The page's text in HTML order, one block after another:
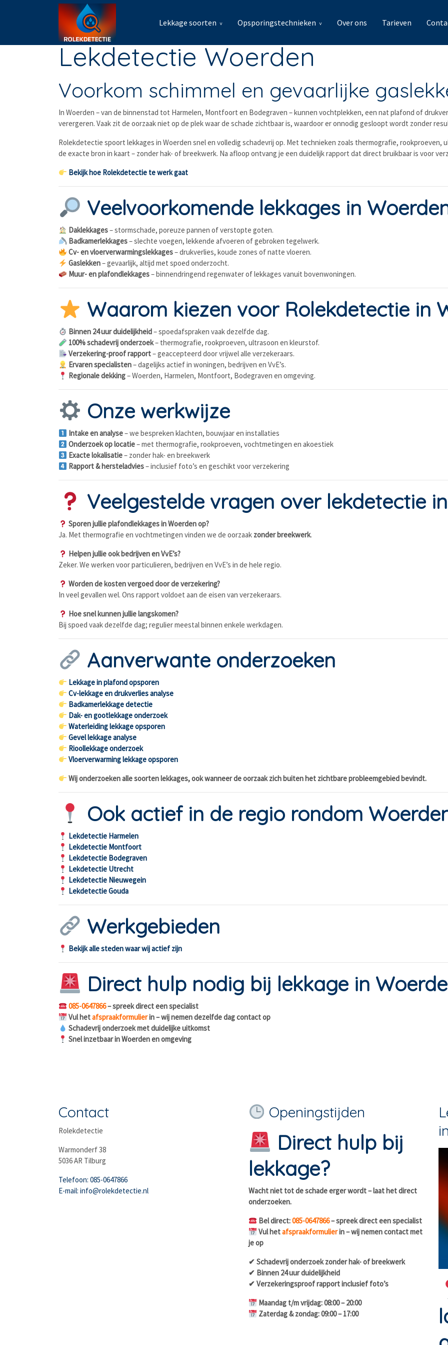
Lekkage soorten Opsporingstechnieken Over ons Tarieven
Lekdetectie Woerden
Voorkom schimmel en gevaarlijke
In Woerden – van de binnenstad tot Harmelen, Montfoort en Bodegraven – kunnen vochtplekken, een nat plafond of
verergeren. Vaak zit de oorzaak niet op de plek waar de schade zichtbaar is, waardoor er onnodig gesloopt wordt zonder
Rolekdetectie spoort lekkages in Woerden snel en volledig schadevrij op. Met technieken zoals thermografie,
de exacte bron in kaart – zonder hak- of breekwerk. Na afloop ontvang je een duidelijk rapport dat direct bruikbaar is voor
Bekijk hoe Rolekdetectie te werk gaat
Veelvoorkomende lekkages in
Daklekkages– stormschade, poreuze pannen of verstopte goten.
Badkamerlekkages– slechte voegen, lekkende afvoeren of gebroken tegelwerk.
Cv- en vloerverwarmingslekkages– drukverlies, koude zones of natte vloeren.
Gaslekken– gevaarlijk, altijd met spoed onderzocht.
Muur- en plafondlekkages– binnendringend regenwater of lekkages vanuit bovenwoningen.
Waarom kiezen voor Rolekdetectie in
Binnen 24 uur duidelijkheid– spoedafspraken vaak dezelfde dag.
100% schadevrij onderzoek– thermografie, rookproeven, ultrasoon en kleurstof.
Verzekering-proof rapport– geaccepteerd door vrijwel alle verzekeraars.
Ervaren specialisten– dagelijks actief in woningen, bedrijven en VvE’s.
Regionale dekking– Woerden, Harmelen, Montfoort, Bodegraven en omgeving.
Onze werkwijze
Intake en analyse– we bespreken klachten, bouwjaar en installaties
Onderzoek op locatie– met thermografie, rookproeven, vochtmetingen en akoestiek
Exacte lokalisatie– zonder hak- en breekwerk
Rapport & hersteladvies– inclusief foto’s en geschikt voor verzekering
Veelgestelde vragen over lekdetectie
Sporen jullie plafondlekkages in Woerden op?
Ja. Met thermografie en vochtmetingen vinden we de oorzaak zonder breekwerk.
Helpen jullie ook bedrijven en VvE’s?
Zeker. We werken voor particulieren, bedrijven en VvE’s in de hele regio.
Worden de kosten vergoed door de verzekering?
In veel gevallen wel. Ons rapport voldoet aan de eisen van verzekeraars.
Hoe snel kunnen jullie langskomen?
Bij spoed vaak dezelfde dag; regulier meestal binnen enkele werkdagen.
Aanverwante onderzoeken
Lekkage in plafond opsporen
Cv-lekkage en drukverlies analyse
Badkamerlekkage detectie
Dak- en gootlekkage onderzoek
Waterleiding lekkage opsporen
Gevel lekkage analyse
Rioollekkage onderzoek
Vloerverwarming lekkage opsporen
Wij onderzoeken alle soorten lekkages, ook wanneer de oorzaak zich buiten het zichtbare probleemgebied bevindt.
Ook actief in de regio rondom
Lekdetectie Harmelen
Lekdetectie Montfoort
Lekdetectie Bodegraven
Lekdetectie Utrecht
Lekdetectie Nieuwegein
Lekdetectie Gouda
Werkgebieden
Bekijk alle steden waar wij actief zijn
Direct hulp nodig bij lekkage in
085-0647866– spreek direct een specialist
Vul hetafspraakformulierin – wij nemen dezelfde dag contact op
Schadevrij onderzoek met duidelijke uitkomst
Snel inzetbaar in Woerden en omgeving
Contact
Rolekdetectie
Warmonderf 38
5036 AR Tilburg
Telefoon: 085-0647866
E-mail: info@rolekdetectie.nl
Openingstijden
Direct hulp bij
lekkage?
Wacht niet tot de schade erger wordt – laat het direct
onderzoeken.
Bel direct:085-0647866– spreek direct een specialist
Vul hetafspraakformulierin – wij nemen contact met
je op
✔ Schadevrij onderzoek zonder hak- of breekwerk
✔ Binnen 24 uur duidelijkheid
✔ Verzekeringsproof rapport inclusief foto’s
Maandag t/m vrijdag: 08:00 – 20:00
Zaterdag & zondag: 09:00 – 17:00